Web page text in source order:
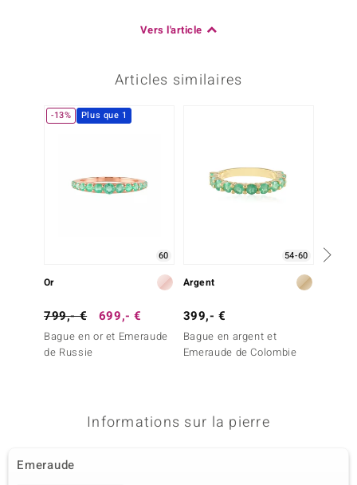
Vers l'article
Articles similaires
-13% Plus que 1
60
Or
799,- € 699,- €
Bague en or et Emeraude
de Russie
54-60
Argent
399,- €
Bague en argent et
Emeraude de Colombie
Informations sur la pierre
Emeraude